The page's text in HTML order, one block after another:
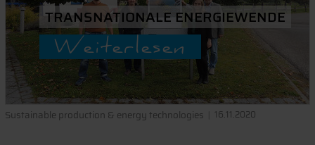
TRANSNATIONALE ENERGIEWENDE
Weiterlesen
Sustainable production & energy technologies 16.11.2020